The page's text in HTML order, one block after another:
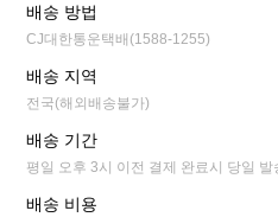
배송 방법
CJ대한통운택배(1588-1255)
배송 지역
전국(해외배송불가)
배송 기간
평일 오후 3시 이전 결제 완료시 당일
배송 비용